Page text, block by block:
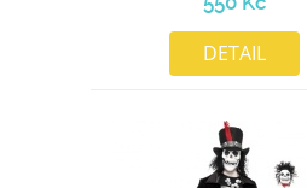
DETAIL